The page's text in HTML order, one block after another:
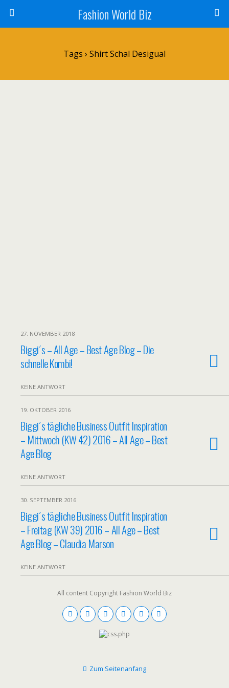
Fashion World Biz
Tags › Shirt Schal Desigual
27. NOVEMBER 2018
Biggi´s – All Age – Best Age Blog – Die
schnelle Kombi!
KEINE ANTWORT
19. OKTOBER 2016
Biggi´s tägliche Business Outfit Inspiration
– Mittwoch (KW 42) 2016 – All Age – Best
Age Blog
KEINE ANTWORT
30. SEPTEMBER 2016
Biggi´s tägliche Business Outfit Inspiration
– Freitag (KW 39) 2016 – All Age – Best
Age Blog – Claudia Marson
KEINE ANTWORT
All content Copyright Fashion World Biz
Zum Seitenanfang